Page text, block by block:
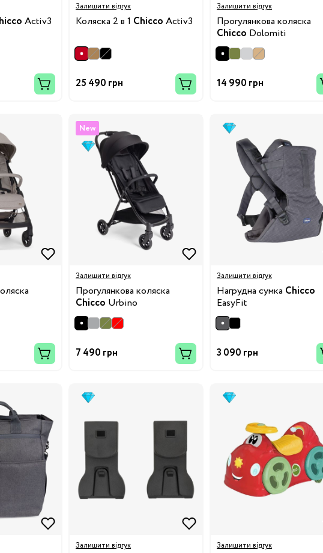
38
24
29
34
Бренди:
Бренди:
Activ3
Залишити відгук
Коляска 2 в 1 Chicco Activ3
25 490 грн
Залишити відгук
Прогулянкова коляска
Chicco Dolomiti
14 990 грн
New
Залишити відгук
Прогулянкова коляска
Chicco Urbino
7 490 грн
Залишити відгук
Нагрудна сумка Chicco
EasyFit
3 090 грн
Залишити відгук Залишити відгук